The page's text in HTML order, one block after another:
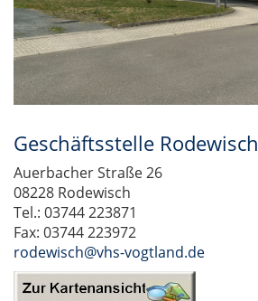
Geschäftsstelle Rodewisch
Auerbacher Straße 26
08228 Rodewisch
Tel.: 03744 223871
Fax: 03744 223972
rodewisch@vhs-vogtland.de